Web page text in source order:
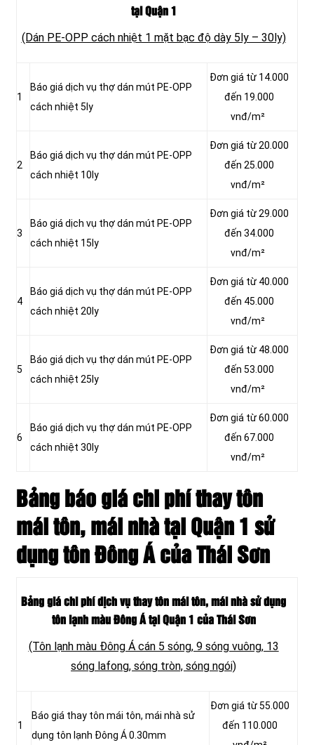
tại Quận 1
(Dán PE-OPP cách nhiệt 1 mặt bạc độ dày 5ly – 30ly)
1
Báo giá dịch vụ thợ dán mút PE-OPP
cách nhiệt 5ly
Đơn giá từ 14.000
đến 19.000
vnđ/m²
2
Báo giá dịch vụ thợ dán mút PE-OPP
cách nhiệt 10ly
Đơn giá từ 20.000
đến 25.000
vnđ/m²
3
Báo giá dịch vụ thợ dán mút PE-OPP
cách nhiệt 15ly
Đơn giá từ 29.000
đến 34.000
vnđ/m²
4
Báo giá dịch vụ thợ dán mút PE-OPP
cách nhiệt 20ly
Đơn giá từ 40.000
đến 45.000
vnđ/m²
5
Báo giá dịch vụ thợ dán mút PE-OPP
cách nhiệt 25ly
Đơn giá từ 48.000
đến 53.000
vnđ/m²
6
Báo giá dịch vụ thợ dán mút PE-OPP
cách nhiệt 30ly
Đơn giá từ 60.000
đến 67.000
vnđ/m²
Bảng báo giá chi phí thay tôn
mái tôn, mái nhà tại Quận 1 sử
dụng tôn Đông Á của Thái Sơn
Bảng giá chi phí dịch vụ thay tôn mái tôn, mái nhà sử dụng
tôn lạnh màu Đông Á tại Quận 1 của Thái Sơn
(Tôn lạnh màu Đông Á cán 5 sóng, 9 sóng vuông, 13
sóng lafong, sóng tròn, sóng ngói)
1
Báo giá thay tôn mái tôn, mái nhà sử
dụng tôn lạnh Đông Á 0.30mm
Đơn giá từ 55.000
đến 110.000